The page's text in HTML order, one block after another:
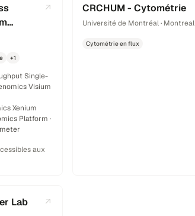
+1
Single-
Visium
Xenium
Platform ·
aux
CRCHUM - Cytométrie
Université de Montréal · Montreal
Cytométrie en flux
Lab